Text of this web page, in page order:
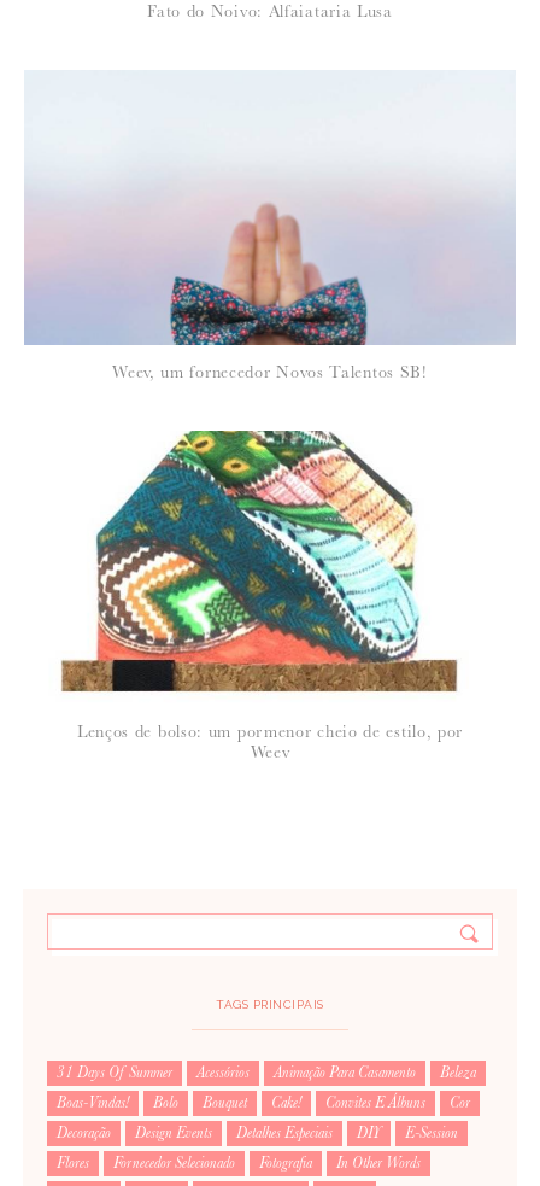
Fato do Noivo: Alfaiataria Lusa
Weev, um fornecedor Novos Talentos SB!
Lenços de bolso: um pormenor cheio de estilo, por
Weev
TAGS PRINCIPAIS
31 Days Of Summer Acessórios Animação Para Casamento
Beleza
Boas-Vindas!
Bolo Bouquet Cake! Convites E Álbuns
Cor
Decoração
Design Events Detalhes Especiais DIY
E-Session
Flores
Fornecedor Selecionado Fotografia
In Other Words